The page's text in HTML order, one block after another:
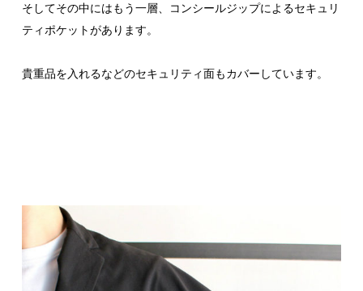
そしてその中にはもう一層、コンシールジップによるセキュリ
ティポケットがあります。
貴重品を入れるなどのセキュリティ面もカバーしています。